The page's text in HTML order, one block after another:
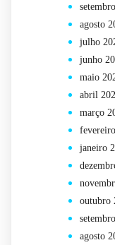
agosto
julho
junho
maio
abril
março
janeiro
outubro
agosto